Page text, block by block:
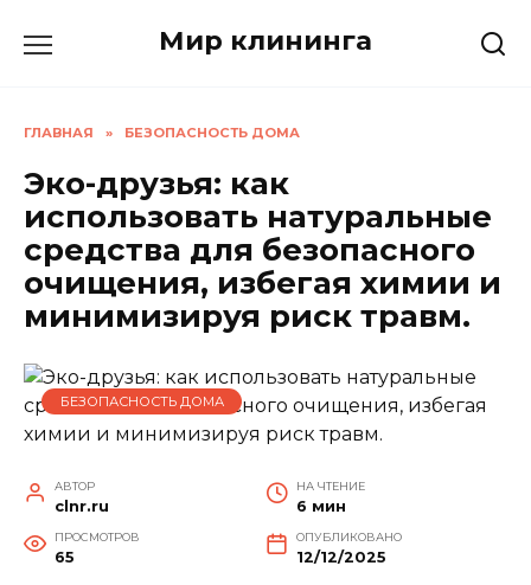
Мир клининга
ГЛАВНАЯ » БЕЗОПАСНОСТЬ ДОМА
Эко-друзья: как
использовать натуральные
средства для безопасного
очищения, избегая химии и
минимизируя риск травм.
БЕЗОПАСНОСТЬ ДОМА
АВТОР
clnr.ru
НА ЧТЕНИЕ
6 мин
ПРОСМОТРОВ
65
ОПУБЛИКОВАНО
12/12/2025